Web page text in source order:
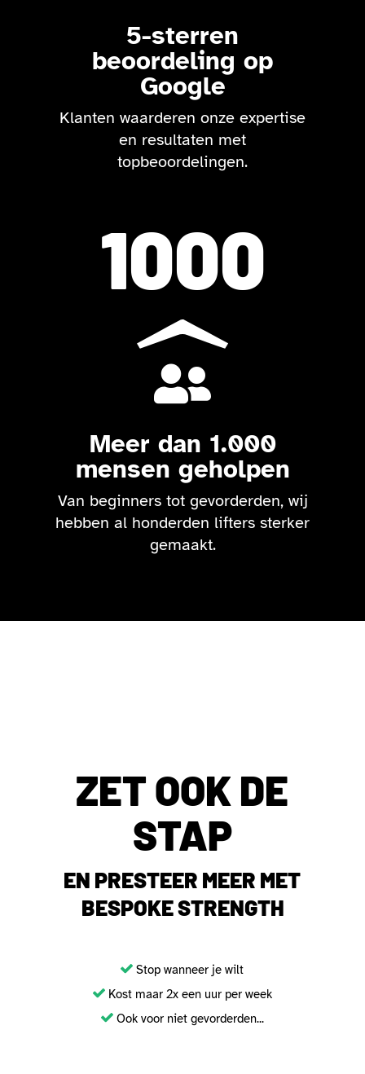
5-sterren
beoordeling op
Google
Klanten waarderen onze expertise
en resultaten met
topbeoordelingen.
1000

Meer dan 1.000
mensen geholpen
Van beginners tot gevorderden, wij
hebben al honderden lifters sterker
gemaakt.
ZET OOK DE
STAP
EN PRESTEER MEER MET
BESPOKE STRENGTH
Stop wanneer je wilt
Kost maar 2x een uur per week
Ook voor niet gevorderden...